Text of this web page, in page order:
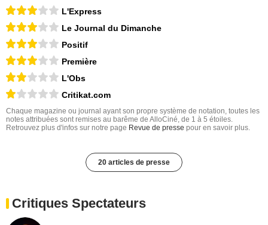
L'Express
Le Journal du Dimanche
Positif
Première
L'Obs
Critikat.com
Chaque magazine ou journal ayant son propre système de notation, toutes les
notes attribuées sont remises au barême de AlloCiné, de 1 à 5 étoiles.
Retrouvez plus d'infos sur notre page Revue de presse pour en savoir plus.
20 articles de presse
Critiques Spectateurs